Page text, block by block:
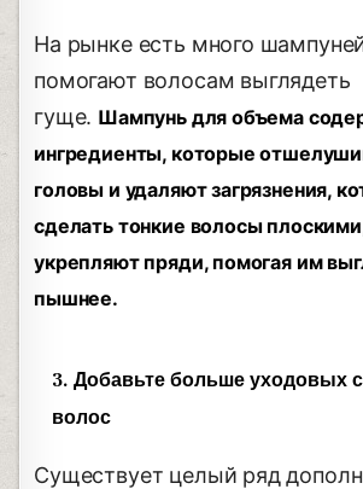
На рынке есть много
помогают волосам выглядеть
гуще. Шампунь для объема
ингредиенты, которые
головы и удаляют загрязнения,
сделать тонкие волосы
укрепляют пряди, помогая им
пышнее.
3. Добавьте больше уходовых
волос
Существует целый ряд